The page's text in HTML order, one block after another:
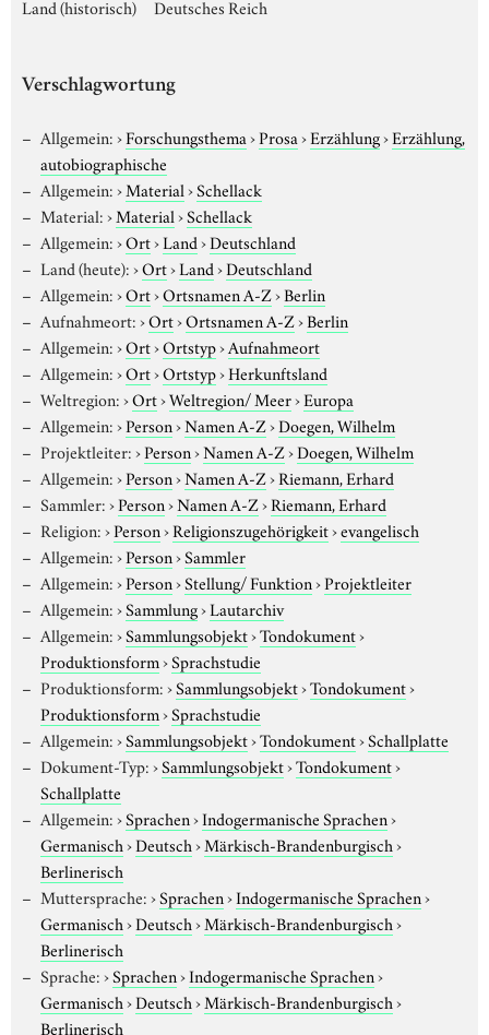
Land (historisch) Deutsches Reich
Verschlagwortung
Allgemein:›Forschungsthema›Prosa›Erzählung›Erzählung,
autobiographische
Allgemein:›Material›Schellack
Material:›Material›Schellack
Allgemein:›Ort›Land›Deutschland
Land (heute):›Ort›Land›Deutschland
Allgemein:›Ort›Ortsnamen A-Z›Berlin
Aufnahmeort:›Ort›Ortsnamen A-Z›Berlin
Allgemein:›Ort›Ortstyp›Aufnahmeort
Allgemein:›Ort›Ortstyp›Herkunftsland
Weltregion:›Ort›Weltregion/ Meer›Europa
Allgemein:›Person›Namen A-Z›Doegen, Wilhelm
Projektleiter:›Person›Namen A-Z›Doegen, Wilhelm
Allgemein:›Person›Namen A-Z›Riemann, Erhard
Sammler:›Person›Namen A-Z›Riemann, Erhard
Religion:›Person›Religionszugehörigkeit›evangelisch
Allgemein:›Person›Sammler
Allgemein:›Person›Stellung/ Funktion›Projektleiter
Allgemein:›Sammlung›Lautarchiv
Allgemein:›Sammlungsobjekt›Tondokument›
Produktionsform›Sprachstudie
Produktionsform:›Sammlungsobjekt›Tondokument›
Produktionsform›Sprachstudie
Allgemein:›Sammlungsobjekt›Tondokument›Schallplatte
Dokument-Typ:›Sammlungsobjekt›Tondokument›
Schallplatte
Allgemein:›Sprachen›Indogermanische Sprachen›
Germanisch›Deutsch›Märkisch-Brandenburgisch›
Berlinerisch
Muttersprache:›Sprachen›Indogermanische Sprachen›
Germanisch›Deutsch›Märkisch-Brandenburgisch›
Berlinerisch
Sprache:›Sprachen›Indogermanische Sprachen›
Germanisch›Deutsch›Märkisch-Brandenburgisch›
Berlinerisch